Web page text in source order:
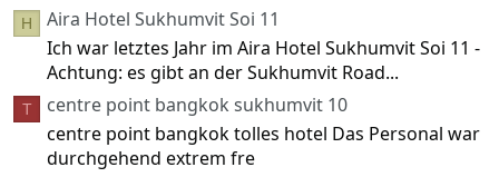
H
Aira Hotel Sukhumvit Soi 11
Ich war letztes Jahr im Aira Hotel Sukhumvit Soi 11 -
Achtung: es gibt an der Sukhumvit Road...
T
centre point bangkok sukhumvit 10
centre point bangkok tolles hotel Das Personal war
durchgehend extrem fre